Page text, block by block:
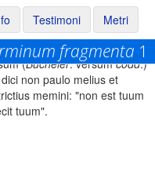
Testimoni Metri
fragmenta 1
epist. 8, 10: hunc (sc. Publili)
(Bücheler: versumcodd.)
non paulo melius et
memini: "non est tuum
tuum".